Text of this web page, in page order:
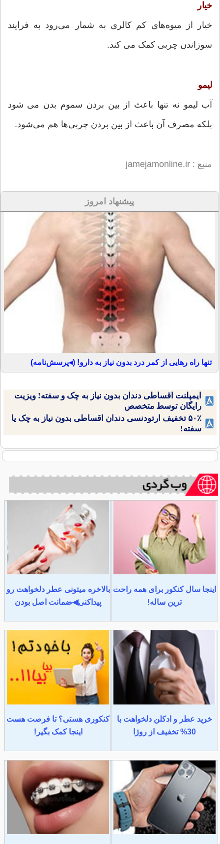
خیار
خیار از میوه‌های کم کالری به شمار می‌رود به فرایند
سوزاندن چربی کمک می کند.
لیمو
آب لیمو نه تنها باعث از بین بردن سموم بدن می شود
بلکه مصرف آن باعث از بین بردن چربی‌ها هم می‌شود.
منبع : jamejamonline.ir
پیشنهاد امروز
تنها راه رهایی از کمر درد بدون نیاز به دارو! (◂پرسش‌نامه)
ایمپلنت اقساطی دندان بدون نیاز به چک و سفته! ویزیت
رایگان توسط متخصص
۵۰٪ تخفیف ارتودنسی دندان اقساطی بدون نیاز به چک یا
سفته!
اینجا سال کنکور برای همه راحت
ترین ساله!
بالاخره میتونی عطر دلخواهت رو
پیداکنی◀ضمانت اصل بودن
خرید عطر و ادکلن دلخواهت با
30% تخفیف از روژا
کنکوری هستی؟ تا فرصت هست
اینجا کمک بگیر!